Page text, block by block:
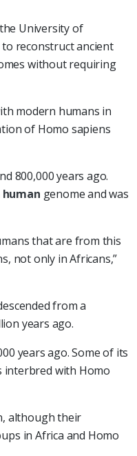
University of
to reconstruct ancient
without requiring
modern humans in
of Homo sapiens
800,000 years ago.
human genome and was
that are from this
not only in Africans,”
from a
years ago.
years ago. Some of its
interbred with Homo
although their
in Africa and Homo